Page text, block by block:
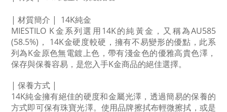
| 材質簡介 |  14K純金
MIESTILO K金系列選用14K的純黃金，又稱為AU585
(58.5%)， 14K金硬度較硬，擁有不易變形的優點，此系
列為K金原色無電鍍上色，帶有淺金色的優雅高貴色澤，
保存與保養容易，是您入手K金商品的絕佳選擇。
| 保養方式 |
14K純金擁有絕佳的硬度和金屬光澤，透過簡易的保養的
方式即可保有珠寶光澤。使用品牌擦拭布輕微擦拭，或是